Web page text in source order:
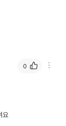
요
0